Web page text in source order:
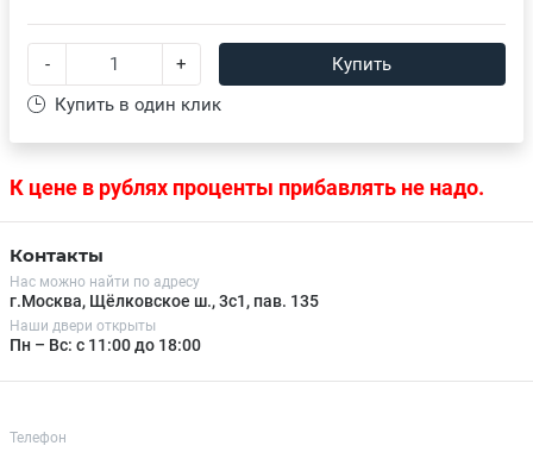
К цене в рублях проценты прибавлять не надо.
- +
Купить
Купить в один клик
Контакты
Нас можно найти по адресу
г.Москва, Щёлковское ш., 3с1, пав. 135
Наши двери открыты
Пн – Вс: с 11:00 до 18:00
Телефон